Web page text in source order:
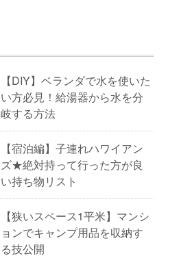
【DIY】ベランダで水を使いた
い方必見！給湯器から水を分
岐する方法
【宿泊編】子連れハワイアン
ズ★絶対持って行った方が良
い持ち物リスト
【狭いスペース1平米】マンシ
ョンでキャンプ用品を収納す
る技公開